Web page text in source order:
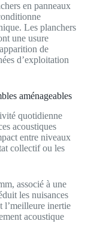
en panneaux
Les planchers
une usure
de
d’exploitation
aménageables
quotidienne
acoustiques
entre niveaux
collectif ou les
associé à une
les nuisances
l’meilleure inertie
acoustique